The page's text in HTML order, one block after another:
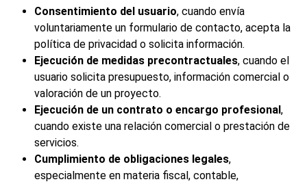
Consentimiento del usuario, cuando envía
voluntariamente un formulario de contacto, acepta la
política de privacidad o solicita información.
Ejecución de medidas precontractuales, cuando el
usuario solicita presupuesto, información comercial o
valoración de un proyecto.
Ejecución de un contrato o encargo profesional,
cuando existe una relación comercial o prestación de
servicios.
Cumplimiento de obligaciones legales,
especialmente en materia fiscal, contable,